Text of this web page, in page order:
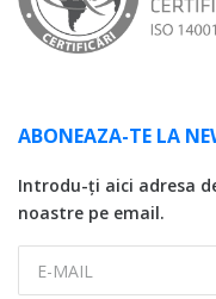
ABONEAZA-TE LA
Introdu-ți aici adresa
noastre pe email.